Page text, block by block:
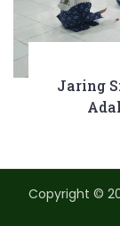
Jaring
Copyright ©